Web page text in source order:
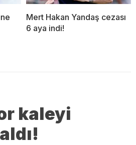
Mert Hakan Yandaş cezası
6 aya indi!
kaleyi